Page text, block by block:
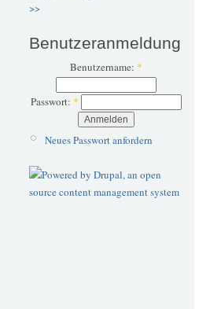
>>
Benutzeranmeldung
Benutzername: *
Passwort: *
Neues Passwort anfordern